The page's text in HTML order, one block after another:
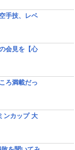
手技、レベ
会見を【心
ろ満載だっ
ンカップ 大